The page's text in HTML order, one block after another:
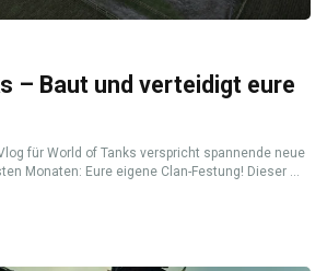
– Baut und verteidigt eure
für World of Tanks verspricht spannende neue
Monaten: Eure eigene Clan-Festung! Dieser ...